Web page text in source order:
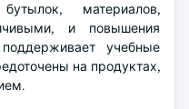
материалов,
и повышения
учебные
на продуктах,